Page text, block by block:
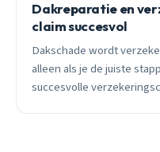
Dakreparatie en
claim succesvol
Dakschade wordt
alleen als je de juiste
succesvolle